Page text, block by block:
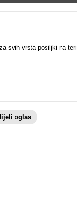
svih vrsta posiljki na
oglas